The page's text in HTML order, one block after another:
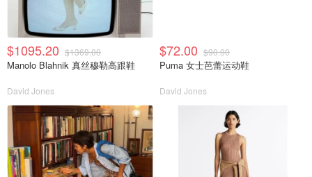
$1095.20 $1369.00
Manolo Blahnik 真丝穆勒高跟鞋
David Jones
$72.00 $90.00
Puma 女士芭蕾运动鞋
David Jones